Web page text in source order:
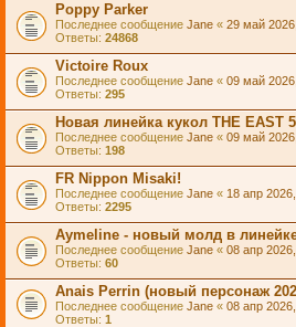
Poppy Parker
Последнее сообщение Jane « 29 май
Ответы: 24868
Victoire Roux
Последнее сообщение Jane « 09 май
Ответы: 295
Новая линейка кукол THE EAST
Последнее сообщение Jane « 09 май
Ответы: 198
FR Nippon Misaki!
Последнее сообщение Jane « 18 апр
Ответы: 2295
Aymeline - новый молд в
Последнее сообщение Jane « 08 апр
Ответы: 60
Anais Perrin (новый персонаж
Последнее сообщение Jane « 08 апр
Ответы: 1